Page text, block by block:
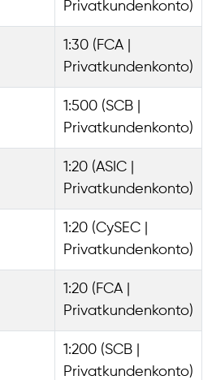
Privatkundenkonto)
1:30 (FCA |
Privatkundenkonto)
1:500 (SCB |
Privatkundenkonto)
1:20 (ASIC |
Privatkundenkonto)
1:20 (CySEC |
Privatkundenkonto)
1:20 (FCA |
Privatkundenkonto)
1:200 (SCB |
Privatkundenkonto)